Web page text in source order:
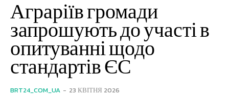
Аграріїв громади
запрошують до участі в
опитуванні щодо
стандартів ЄС
BRT24_COM_UA - 23 КВІТНЯ 2026